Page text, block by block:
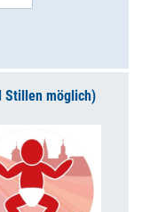
Stillen möglich)